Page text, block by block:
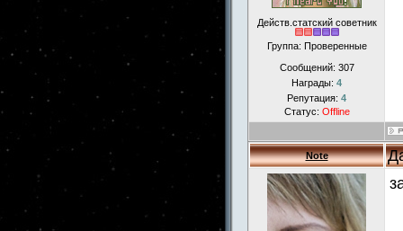
Действ.статский советник
Группа: Проверенные
Сообщений: 307
Награды: 4
Репутация: 4
Статус: Offline
Note